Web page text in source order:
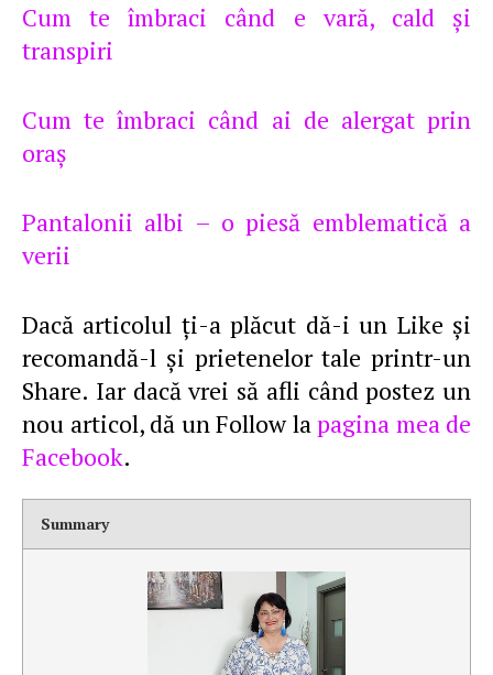
Cum te îmbraci când e vară, cald şi
transpiri
Cum te îmbraci când ai de alergat prin
oraş
Pantalonii albi – o piesă emblematică a
verii
Dacă articolul ţi-a plăcut dă-i un Like şi
recomandă-l şi prietenelor tale printr-un
Share. Iar dacă vrei să afli când postez un
nou articol, dă un Follow lapagina mea de
Facebook.
Summary